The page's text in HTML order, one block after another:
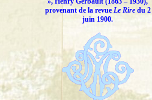
provenant de la revue Le Riredu 2
juin 1900.